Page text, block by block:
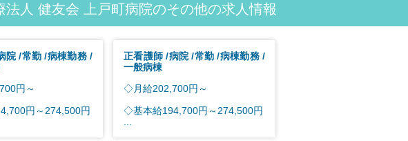
法人 健友会 上戸町病院のその他の求人情報
院 常勤 病棟勤務
円～
円～274,500円
正看護師 病院 常勤 病棟勤務
一般病棟
◇月給202,700円～
◇基本給194,700円～274,500円